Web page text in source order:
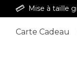
Mise à taille
Carte Cadeau